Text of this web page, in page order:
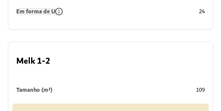
Em forma de U 24
Melk 1-2
Tamanho (m²) 109